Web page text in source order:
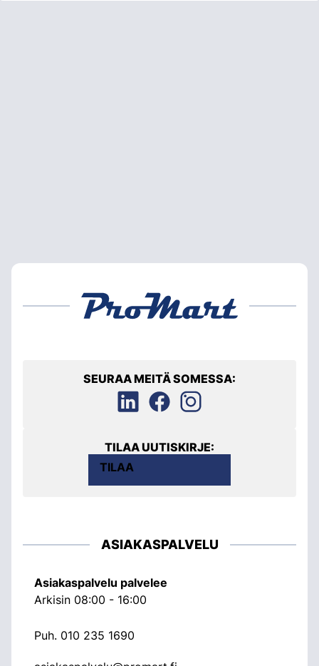
SEURAA MEITÄ SOMESSA:
TILAA UUTISKIRJE:
TILAA
ASIAKASPALVELU
Asiakaspalvelu palvelee
Arkisin 08:00 - 16:00
Puh. 010 235 1690